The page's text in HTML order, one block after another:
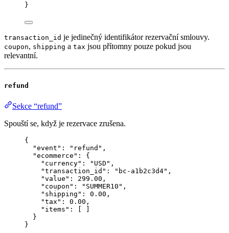
}
transaction_id je jedinečný identifikátor rezervační smlouvy.
coupon, shipping a tax jsou přítomny pouze pokud jsou
relevantní.
refund
Sekce “refund”
Spouští se, když je rezervace zrušena.
{
"event" : " refund " ,
"ecommerce" : {
"currency" : " USD " ,
"transaction_id" : " bc-a1b2c3d4" ,
"value" : 299.00 ,
"coupon" : " SUMMER10 " ,
"shipping" : 0.00 ,
"tax" : 0.00 ,
"items" : [ ]
}
}